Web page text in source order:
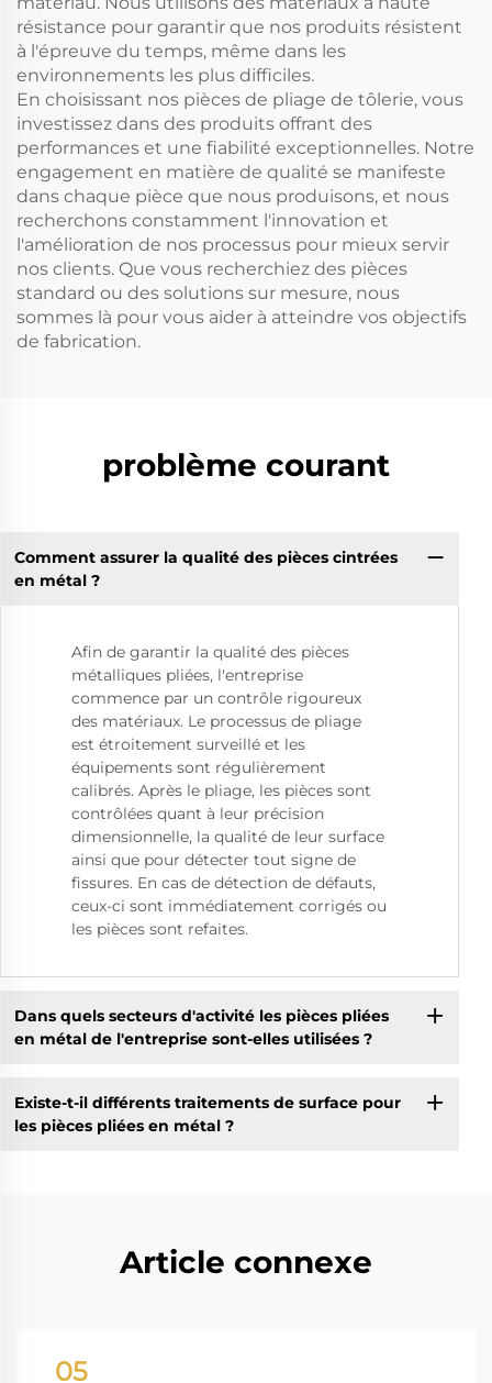
résistance pour garantir que nos produits résistent
à l'épreuve du temps, même dans les
environnements les plus difficiles.
En choisissant nos pièces de pliage de tôlerie, vous
investissez dans des produits offrant des
performances et une fiabilité exceptionnelles. Notre
engagement en matière de qualité se manifeste
dans chaque pièce que nous produisons, et nous
recherchons constamment l'innovation et
l'amélioration de nos processus pour mieux servir
nos clients. Que vous recherchiez des pièces
standard ou des solutions sur mesure, nous
sommes là pour vous aider à atteindre vos objectifs
de fabrication.
problème courant
Comment assurer la qualité des pièces cintrées
en métal ?
Afin de garantir la qualité des pièces
métalliques pliées, l'entreprise
commence par un contrôle rigoureux
des matériaux. Le processus de pliage
est étroitement surveillé et les
équipements sont régulièrement
calibrés. Après le pliage, les pièces sont
contrôlées quant à leur précision
dimensionnelle, la qualité de leur surface
ainsi que pour détecter tout signe de
fissures. En cas de détection de défauts,
ceux-ci sont immédiatement corrigés ou
les pièces sont refaites.
Dans quels secteurs d'activité les pièces pliées
en métal de l'entreprise sont-elles utilisées ?
Existe-t-il différents traitements de surface pour
les pièces pliées en métal ?
Article connexe
05